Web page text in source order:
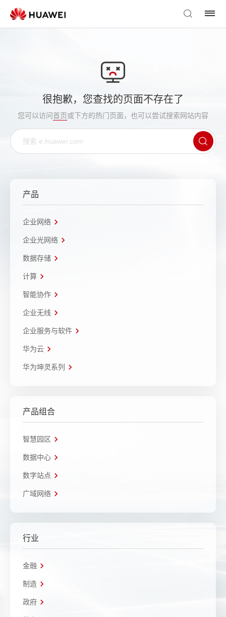
很抱歉，您查找的页面不存在了
您可以访问首页或下方的热门页面，也可以尝试搜索网站内容
产品
企业网络
企业光网络
数据存储
计算
智能协作
企业无线
企业服务与软件
华为云
华为坤灵系列
产品组合
智慧园区
数据中心
数字站点
广域网络
行业
金融
制造
政府